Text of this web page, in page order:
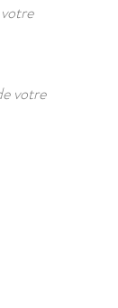
votre